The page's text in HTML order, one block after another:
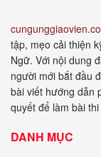
tập, mẹo cải thiện
Ngữ. Với nội dung
người mới bắt đầu
bài viết hướng dẫn
quyết để làm bài
DANH MỤC